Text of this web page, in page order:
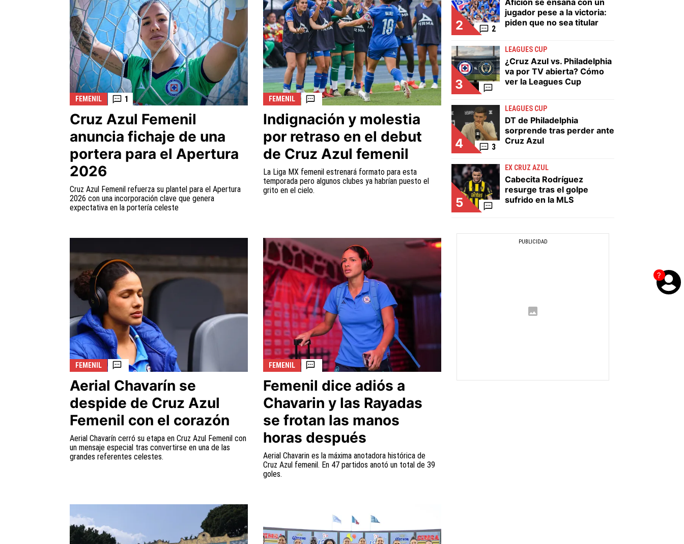
?
FEMENIL 1
Cruz Azul Femenil
anuncia fichaje de una
portera para el Apertura
2026
Cruz Azul Femenil refuerza su plantel para el Apertura
2026 con una incorporación clave que genera
expectativa en la portería celeste
FEMENIL
Indignación y molestia
por retraso en el debut
de Cruz Azul femenil
La Liga MX femenil estrenará formato para esta
temporada pero algunos clubes ya habrían puesto el
grito en el cielo.
FEMENIL
Aerial Chavarín se
despide de Cruz Azul
Femenil con el corazón
Aerial Chavarín cerró su etapa en Cruz Azul Femenil con
un mensaje especial tras convertirse en una de las
grandes referentes celestes.
FEMENIL
Femenil dice adiós a
Chavarin y las Rayadas
se frotan las manos
horas después
Aerial Chavarin es la máxima anotadora histórica de
Cruz Azul femenil. En 47 partidos anotó un total de 39
goles.
2 2
Afición se ensaña con un
jugador pese a la victoria:
piden que no sea titular
3
LEAGUES CUP
¿Cruz Azul vs. Philadelphia
va por TV abierta? Cómo
ver la Leagues Cup
4 3
LEAGUES CUP
DT de Philadelphia
sorprende tras perder ante
Cruz Azul
5
EX CRUZ AZUL
Cabecita Rodríguez
resurge tras el golpe
sufrido en la MLS